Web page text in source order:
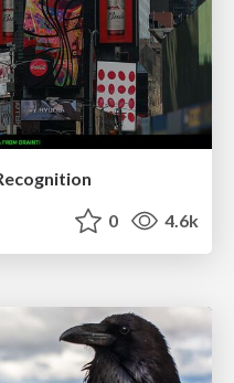
0 4.6k